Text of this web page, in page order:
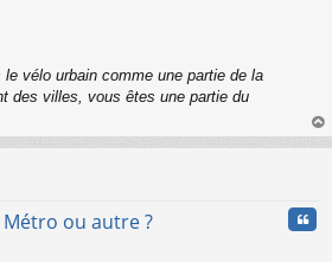
vélo urbain comme une partie de la
des villes, vous êtes une partie du
au
Métro ou autre ?